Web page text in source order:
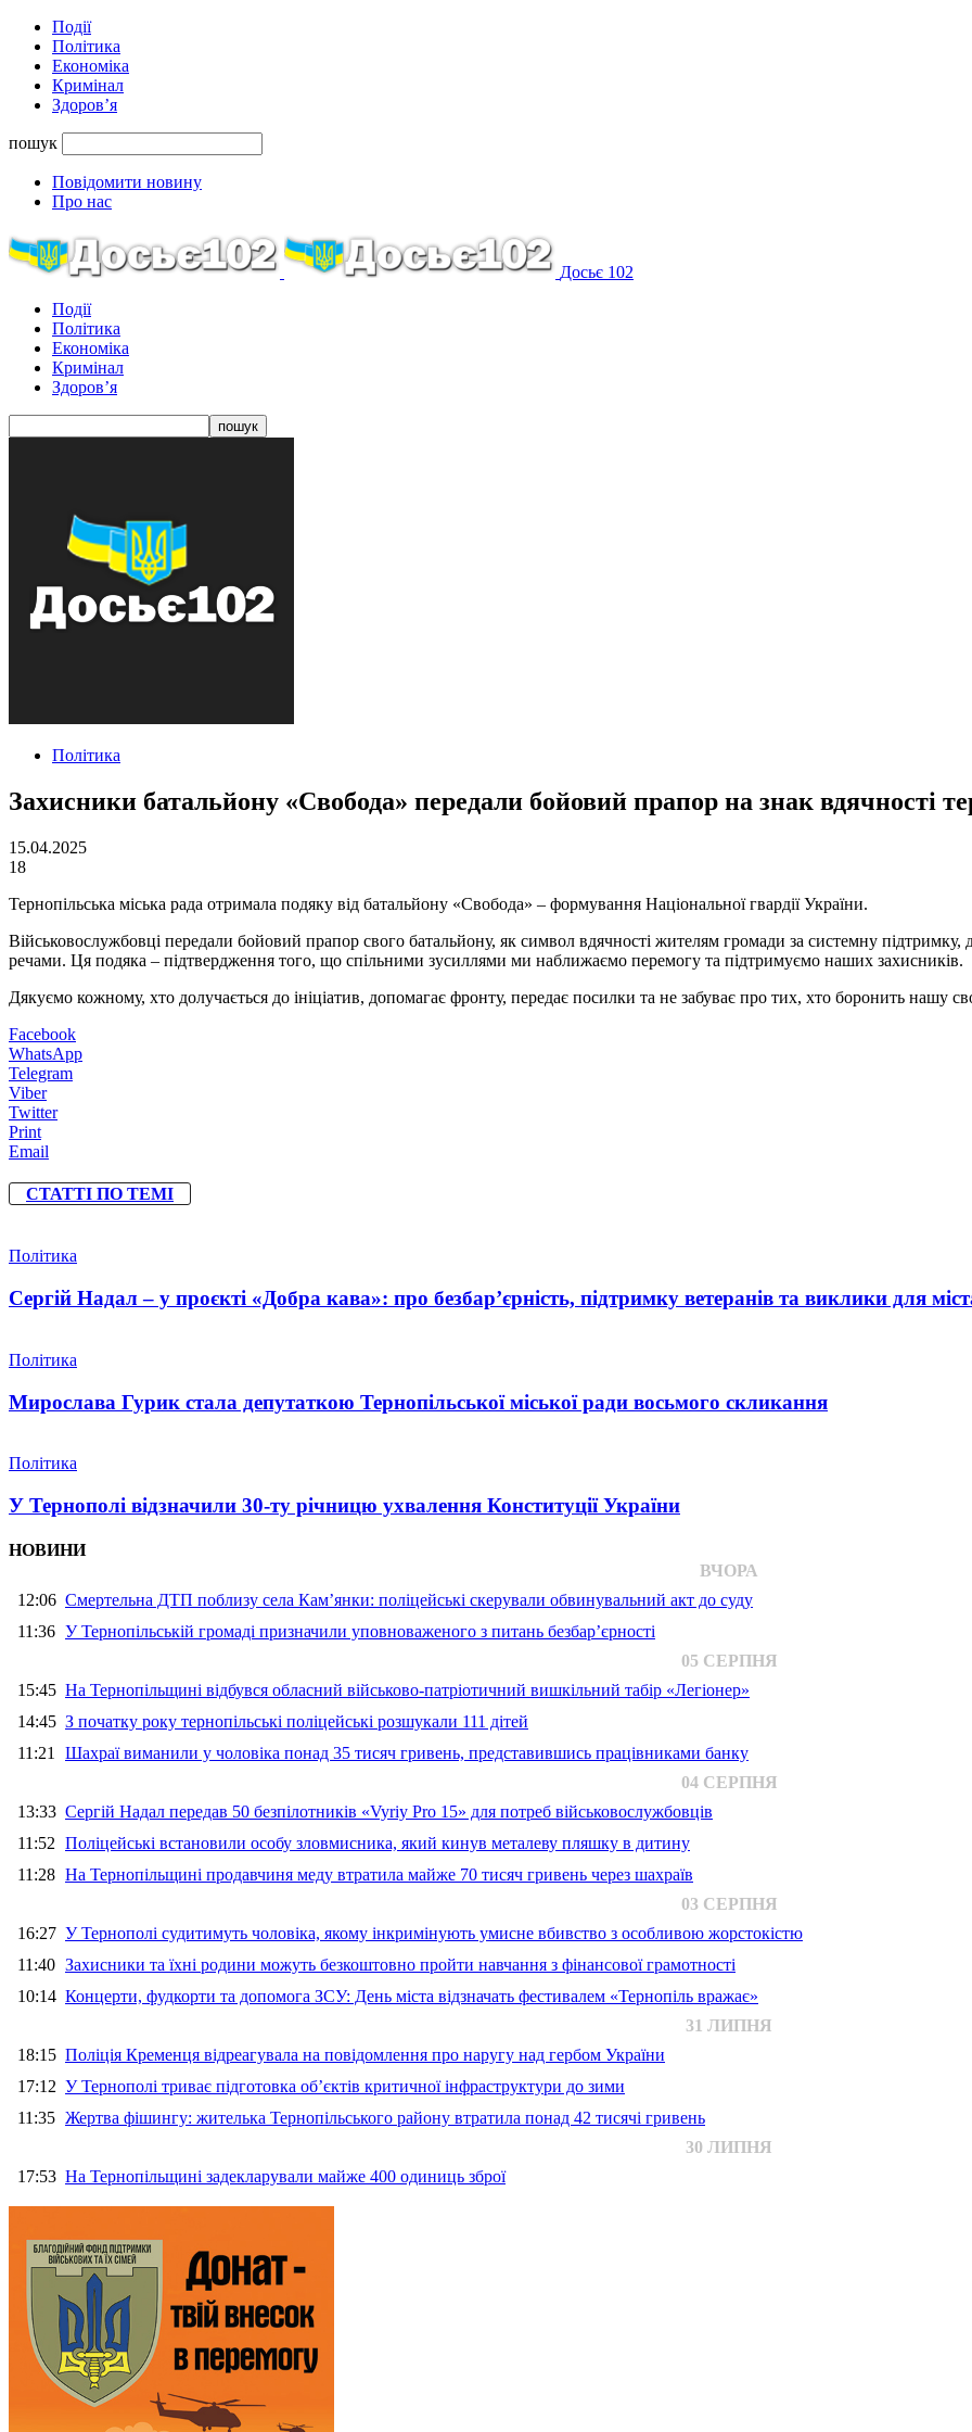
Події
Політика
Економіка
Кримінал
Здоров’я
пошук
Повідомити новину
Про нас
Досьє 102
Події
Політика
Економіка
Кримінал
Здоров’я
Політика
Захисники батальйону «Свобода» передали бойовий прапор на знак вдячності
15.04.2025
18
Тернопільська міська рада отримала подяку від батальйону «Свобода» – формування Національної гвардії України.
Військовослужбовці передали бойовий прапор свого батальйону, як символ вдячності жителям громади за системну
речами. Ця подяка – підтвердження того, що спільними зусиллями ми наближаємо перемогу та підтримуємо наших захисників.
Дякуємо кожному, хто долучається до ініціатив, допомагає фронту, передає посилки та не забуває про тих, хто боронить нашу
Facebook
WhatsApp
Telegram
Viber
Twitter
Print
Email
СТАТТІ ПО ТЕМІ
Політика
Сергій Надал – у проєкті «Добра кава»: про безбар’єрність, підтримку ветеранів та виклики для
Політика
Мирослава Гурик стала депутаткою Тернопільської міської ради восьмого скликання
Політика
У Тернополі відзначили 30-ту річницю ухвалення Конституції України
НОВИНИ
ВЧОРА
12:06 Смертельна ДТП поблизу села Кам’янки: поліцейські скерували обвинувальний акт до суду
11:36 У Тернопільській громаді призначили уповноваженого з питань безбар’єрності
05 СЕРПНЯ
15:45 На Тернопільщині відбувся обласний військово-патріотичний вишкільний табір «Легіонер»
14:45 З початку року тернопільські поліцейські розшукали 111 дітей
11:21 Шахраї виманили у чоловіка понад 35 тисяч гривень, представившись працівниками банку
04 СЕРПНЯ
13:33 Сергій Надал передав 50 безпілотників «Vyriy Pro 15» для потреб військовослужбовців
11:52 Поліцейські встановили особу зловмисника, який кинув металеву пляшку в дитину
11:28 На Тернопільщині продавчиня меду втратила майже 70 тисяч гривень через шахраїв
03 СЕРПНЯ
16:27 У Тернополі судитимуть чоловіка, якому інкримінують умисне вбивство з особливою жорстокістю
11:40 Захисники та їхні родини можуть безкоштовно пройти навчання з фінансової грамотності
10:14 Концерти, фудкорти та допомога ЗСУ: День міста відзначать фестивалем «Тернопіль вражає»
31 ЛИПНЯ
18:15 Поліція Кременця відреагувала на повідомлення про наругу над гербом України
17:12 У Тернополі триває підготовка об’єктів критичної інфраструктури до зими
11:35 Жертва фішингу: жителька Тернопільського району втратила понад 42 тисячі гривень
30 ЛИПНЯ
17:53 На Тернопільщині задекларували майже 400 одиниць зброї